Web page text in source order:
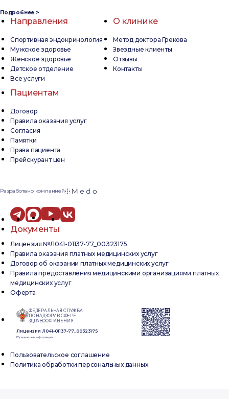
Подробнее >
Направления
Спортивная эндокринология
Мужское здоровье
Женское здоровье
Детское отделение
Все услуги
О клинике
Метод доктора Грекова
Звездные клиенты
Отзывы
Контакты
Пациентам
Договор
Правила оказания услуг
Согласия
Памятки
Права пациента
Прейскурант цен
Разработано компанией
Документы
Лицензия №Л041-01137-77_00323175
Правила оказания платных медицинских услуг
Договор об оказании платных медицинских услуг
Правила предоставления медицинскими организациями платных
медицинских услуг
Оферта
ФЕДЕРАЛЬНАЯ СЛУЖБА
ПО НАДЗОРУ В СФЕРЕ
ЗДРАВООХРАНЕНИЯ
Лицензия Л041-01137-77_00323175
Юридическая информация
Пользовательское соглашение
Политика обработки персональных данных